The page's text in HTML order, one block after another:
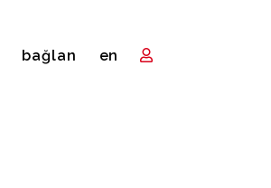
bağlan en